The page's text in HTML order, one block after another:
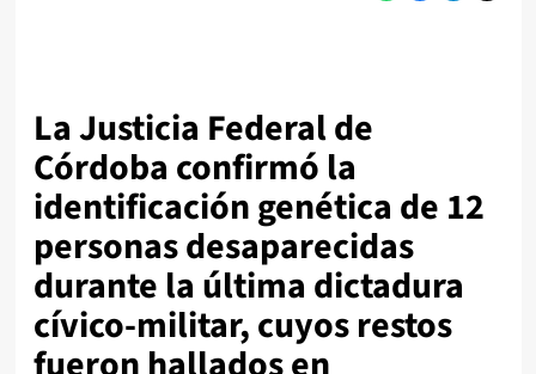
La Justicia Federal de
Córdoba confirmó la
identificación genética de 12
personas desaparecidas
durante la última dictadura
cívico-militar, cuyos restos